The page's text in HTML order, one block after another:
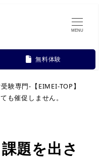
無料体験
MENU
験専門-【EIMEI-TOP】
も催促しません。
題を出さ